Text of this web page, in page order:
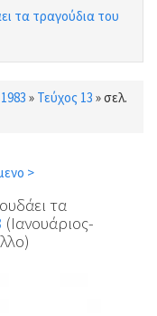
τα τραγούδια του
» Τεύχος 13 »σελ.
>
τα
(Ιανουάριος-